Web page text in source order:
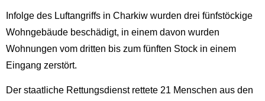
Infolge des Luftangriffs in Charkiw wurden drei fünfstöckige
Wohngebäude beschädigt, in einem davon wurden
Wohnungen vom dritten bis zum fünften Stock in einem
Eingang zerstört.
Der staatliche Rettungsdienst rettete 21 Menschen aus den